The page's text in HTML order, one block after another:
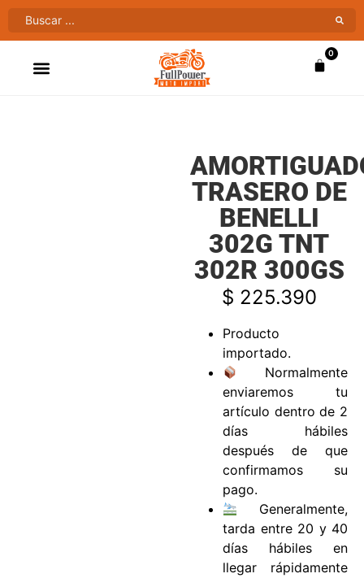
0
TRASERO DE
BENELLI
302G TNT
302R 300GS
$ 225.390
Producto
importado.
Normalmente
enviaremos tu
artículo dentro de 2
días hábiles
después de que
confirmamos su
pago.
Generalmente,
tarda entre 20 y 40
días hábiles en
llegar rápidamente